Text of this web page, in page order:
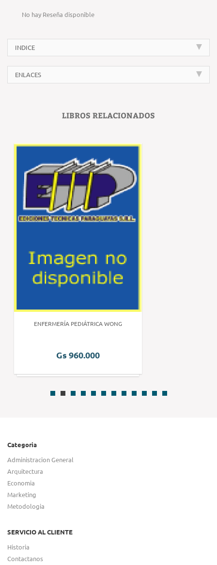
No hay Reseña disponible
INDICE
ENLACES
LIBROS RELACIONADOS
ENFERMERÍA PEDIÁTRICA WONG
Gs 960.000
Categoria
Administracion General
Arquitectura
Economia
Marketing
Metodologia
SERVICIO AL CLIENTE
Historia
Contactanos